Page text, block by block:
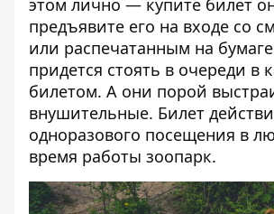
этом лично — купите билет
предъявите его на входе со
или распечатанным на
придется стоять в очереди в
билетом. А они порой
внушительные. Билет
одноразового посещения в
время работы зоопарк.